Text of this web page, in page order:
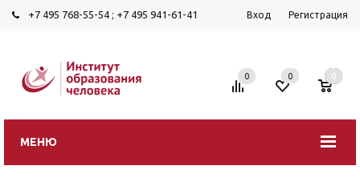
+7 495 768-55-54 ; +7 495 941-61-41 Вход Регистрация
МЕНЮ
0 0 0